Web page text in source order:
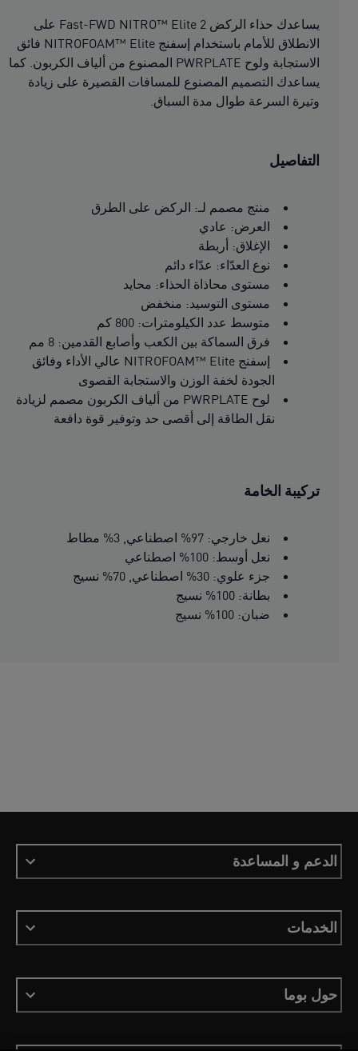
يساعدك حذاء الركض Fast-FWD NITRO™ Elite 2 على
الانطلاق للأمام باستخدام إسفنج NITROFOAM™ Elite فائق
الاستجابة ولوح PWRPLATE المصنوع من ألياف الكربون. كما
يساعدك التصميم المصنوع للمسافات القصيرة على زيادة
وتيرة السرعة طوال مدة السباق.
التفاصيل
منتج مصمم لـ: الركض على الطرق
العرض: عادي
الإغلاق: أربطة
نوع العدّاء: عدّاء دائم
مستوى محاذاة الحذاء: محايد
مستوى التوسيد: منخفض
متوسط عدد الكيلومترات: 800 كم
فرق السماكة بين الكعب وأصابع القدمين: 8 مم
إسفنج NITROFOAM™ Elite عالي الأداء وفائق
الجودة لخفة الوزن والاستجابة القصوى
لوح PWRPLATE من ألياف الكربون مصمم لزيادة
نقل الطاقة إلى أقصى حد وتوفير قوة دافعة
تركيبة الخامة
نعل خارجي: 97% اصطناعي, 3% مطاط
نعل أوسط: 100% اصطناعي
جزء علوي: 30% اصطناعي, 70% نسيج
بطانة: 100% نسيج
ضبان: 100% نسيج
الدعم و المساعدة
الخدمات
حول بوما